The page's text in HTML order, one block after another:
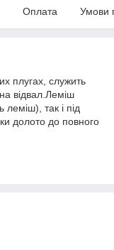
Оплата Умови
плугах, служить
відвал.Леміш
леміш), так і під
долото до повного